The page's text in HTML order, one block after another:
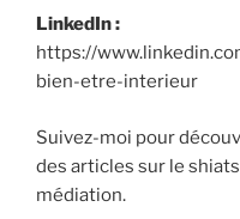
LinkedIn :
https://
bien-etre-interieur
Suivez-moi pour
des articles sur le
médiation.